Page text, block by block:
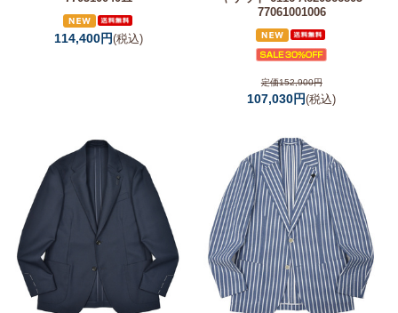
114,400円(税込)
77061001006
定価152,900円
107,030円(税込)